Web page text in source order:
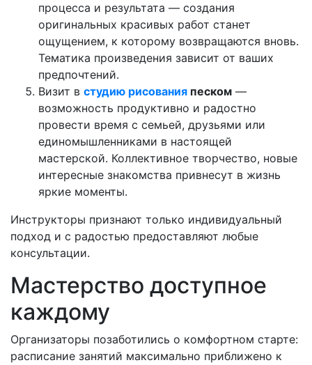
процесса и результата — создания
оригинальных красивых работ станет
ощущением, к которому возвращаются вновь.
Тематика произведения зависит от ваших
предпочтений.
Визит в студию рисования песком —
возможность продуктивно и радостно
провести время с семьей, друзьями или
единомышленниками в настоящей
мастерской. Коллективное творчество, новые
интересные знакомства привнесут в жизнь
яркие моменты.
Инструкторы признают только индивидуальный
подход и с радостью предоставляют любые
консультации.
Мастерство доступное
каждому
Организаторы позаботились о комфортном старте:
расписание занятий максимально приближено к